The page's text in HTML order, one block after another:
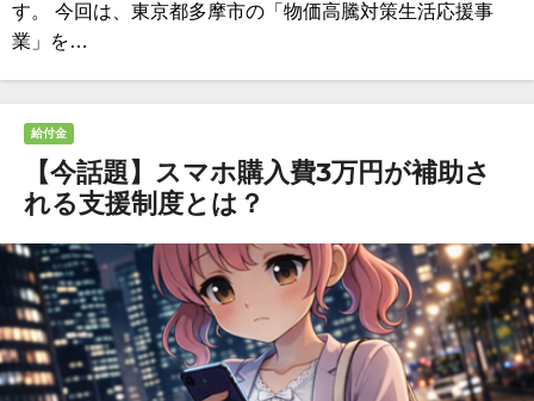
す。 今回は、東京都多摩市の「物価高騰対策生活応援事
業」を…
給付金
【今話題】スマホ購入費3万円が補助さ
れる支援制度とは？